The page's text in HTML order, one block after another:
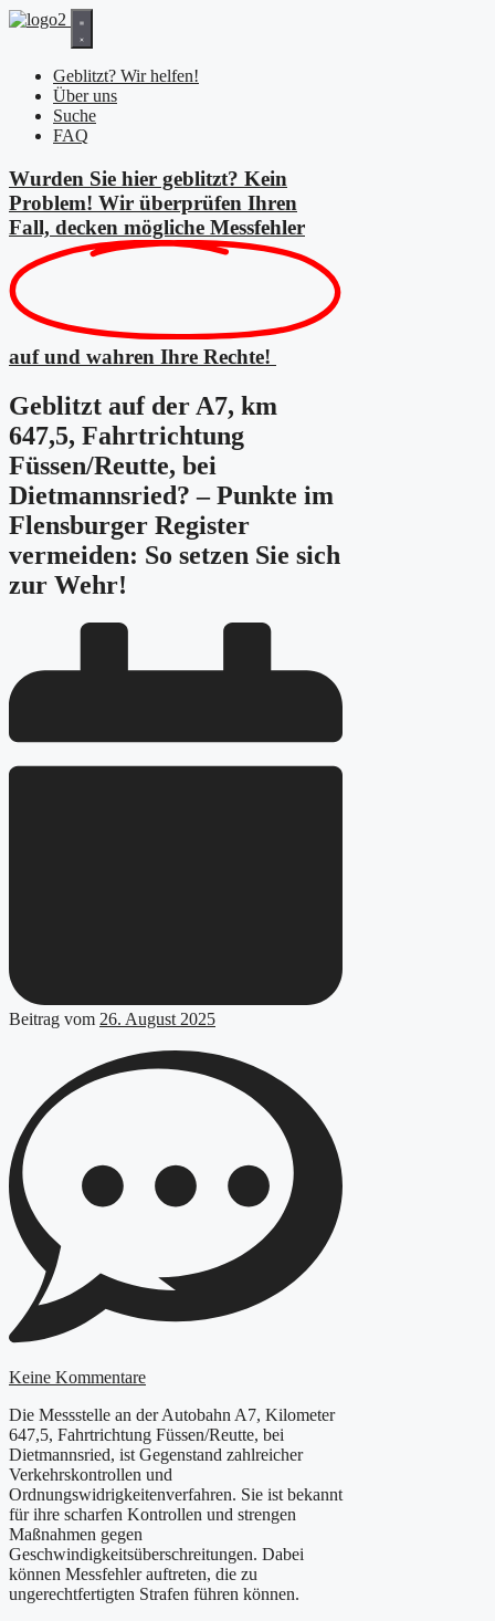
Zum
Geblitzt? Wir helfen!
Über uns
Suche
FAQ
Wurden Sie hier geblitzt? Kein
Problem! Wir überprüfen Ihren
Fall, decken mögliche Messfehler
auf und wahren Ihre Rechte!
Geblitzt auf der A7, km
647,5, Fahrtrichtung
Füssen/Reutte, bei
Dietmannsried? – Punkte im
Flensburger Register
vermeiden: So setzen Sie sich
zur Wehr!
Beitrag vom 26. August 2025
Keine Kommentare
Die Messstelle an der Autobahn A7, Kilometer
647,5, Fahrtrichtung Füssen/Reutte, bei
Dietmannsried, ist Gegenstand zahlreicher
Verkehrskontrollen und
Ordnungswidrigkeitenverfahren. Sie ist bekannt
für ihre scharfen Kontrollen und strengen
Maßnahmen gegen
Geschwindigkeitsüberschreitungen. Dabei
können Messfehler auftreten, die zu
ungerechtfertigten Strafen führen können.